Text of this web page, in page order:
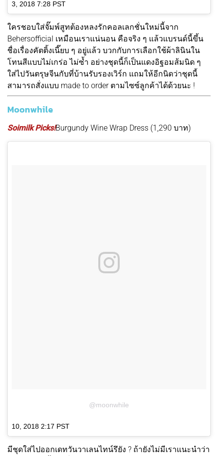
3, 2018 7:28 PST
ใครชอบใส่จั๊มพ์สูทต้องหลงรักคอลเลกชั่นใหม่นี้จาก
Behersofficial เหมือนเราแน่นอน คือจริง ๆ แล้วแบรนด์นี้ขึ้น
ชื่อเรื่องคัตติ้งเนี๊ยบ ๆ อยู่แล้ว บวกกับการเลือกใช้ผ้าลินินใน
โทนสีแบบไม่เกร่อ ไม่ซ้ำ อย่างชุดนี้ก็เป็นแดงอิฐอมส้มนิด ๆ
ใส่ไปวันตรุษจีนกับที่บ้านรับรองเวิร์ก แถมให้อีกนิดว่าชุดนี้
สามารถสั่งแบบ made to order ตามไซซ์ลูกค้าได้ด้วยนะ !
Moonwhile
Soimilk Picks!Burgundy Wine Wrap Dress (1,290 บาท)
@moonwhile
10, 2018 2:17 PST
มีชุดใส่ไปออกเดทวันวาเลนไทน์รึยัง ? ถ้ายังไม่มีเราแนะนำว่า